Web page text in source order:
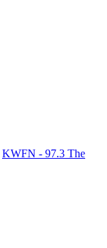
KWFN - 97.3 The